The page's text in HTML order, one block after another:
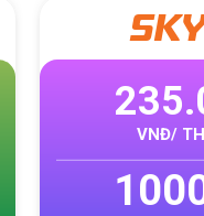
SKYF1
VNĐ/ THÁNG
1000